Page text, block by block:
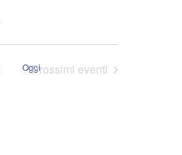
OggiProssimi eventi